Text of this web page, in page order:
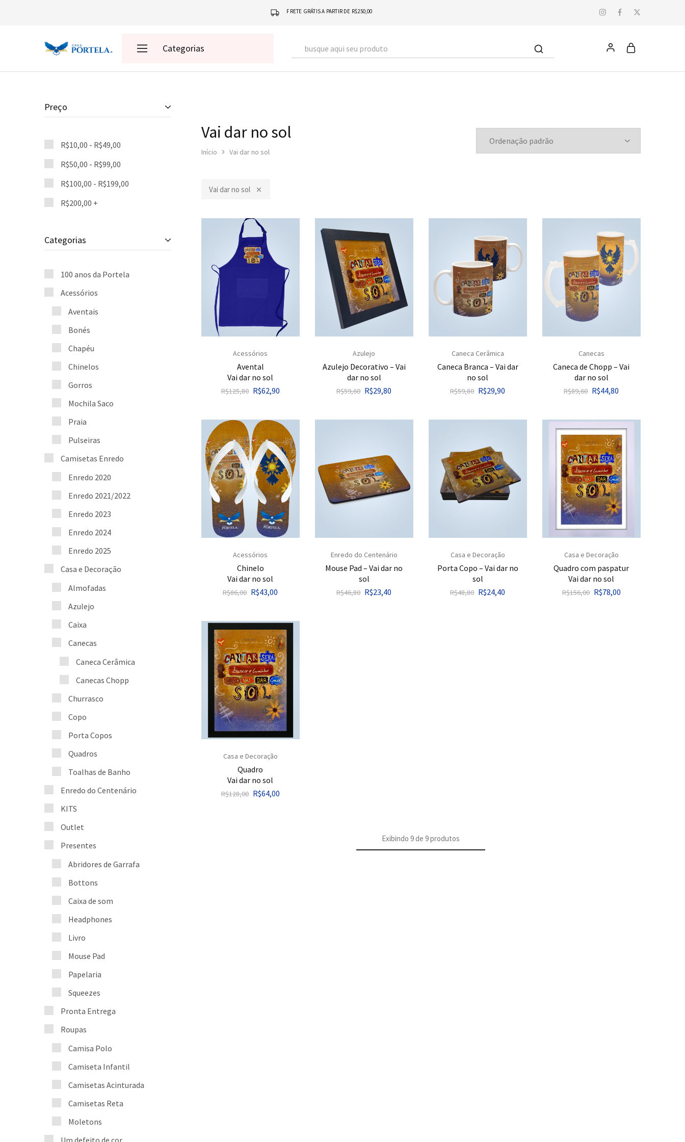
FRETE GRÁTIS A PARTIR DE R$250,00
Loja
Categorias
Roupas
Vai dar no sol
Início Vai dar no sol
Vai dar no sol
Acessórios
Avental
Vai dar no sol
R$125,80 R$62,90
Azulejo
Azulejo Decorativo – Vai
dar no sol
R$59,60 R$29,80
Caneca Cerâmica
Caneca Branca – Vai dar
no sol
R$59,80 R$29,90
Canecas
Caneca de Chopp – Vai
dar no sol
R$89,60 R$44,80
Acessórios
Chinelo
Vai dar no sol
R$86,00 R$43,00
Enredo do Centenário
Mouse Pad – Vai dar no
sol
R$46,80 R$23,40
Casa e Decoração
Porta Copo – Vai dar no
sol
R$48,80 R$24,40
Casa e Decoração
Quadro com paspatur
Vai dar no sol
R$156,00 R$78,00
Casa e Decoração
Quadro
Vai dar no sol
R$128,00 R$64,00
Exibindo 9de9produtos
Preço
R$10,00 - R$49,00
R$50,00 - R$99,00
R$100,00 - R$199,00
R$200,00 +
Categorias
100 anos da Portela
Acessórios
Aventais
Bonés
Chapéu
Chinelos
Gorros
Mochila Saco
Praia
Pulseiras
Camisetas Enredo
Enredo 2020
Enredo 2021/2022
Enredo 2023
Enredo 2024
Enredo 2025
Casa e Decoração
Almofadas
Azulejo
Caixa
Canecas
Caneca Cerâmica
Canecas Chopp
Churrasco
Copo
Porta Copos
Quadros
Toalhas de Banho
Enredo do Centenário
KITS
Outlet
Presentes
Abridores de Garrafa
Bottons
Caixa de som
Headphones
Livro
Mouse Pad
Papelaria
Squeezes
Pronta Entrega
Roupas
Camisa Polo
Camiseta Infantil
Camisetas Acinturada
Camisetas Reta
Moletons
Um defeito de cor